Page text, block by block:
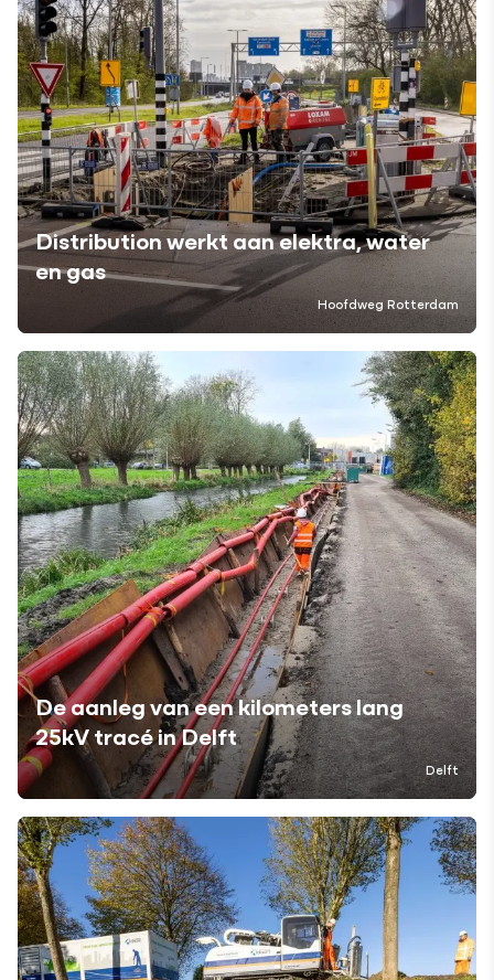
Distribution werkt aan elektra, water
en gas
Hoofdweg Rotterdam
De aanleg van een kilometers lang
25kV tracé in Delft
Delft